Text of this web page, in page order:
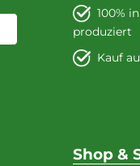
100%
produziert
Kauf
Shop &